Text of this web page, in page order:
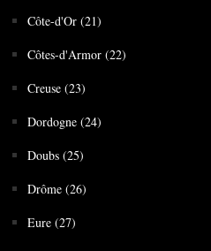
Côte-d'Or (21)
Côtes-d'Armor (22)
Creuse (23)
Dordogne (24)
Doubs (25)
Drôme (26)
Eure (27)